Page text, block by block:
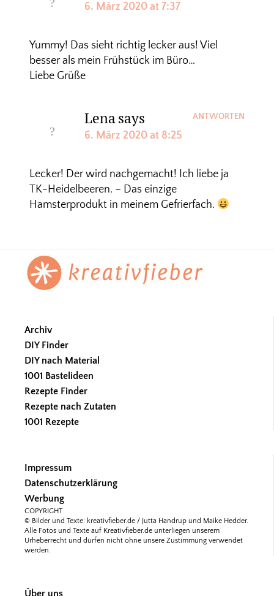
6. März 2020 at 7:37
Yummy! Das sieht richtig lecker aus! Viel
besser als mein Frühstück im Büro…
Liebe Grüße
Lenasays
6. März 2020 at 8:25
Lecker! Der wird nachgemacht! Ich liebe ja
TK-Heidelbeeren. – Das einzige
Hamsterprodukt in meinem Gefrierfach.
ANTWORTEN
Footer
Archiv
DIY Finder
DIY nach Material
1001 Bastelideen
Rezepte Finder
Rezepte nach Zutaten
1001 Rezepte
Impressum
Datenschutzerklärung
Werbung
COPYRIGHT
© Bilder und Texte: kreativfieber.de / Jutta Handrup und Maike Hedder.
Alle Fotos und Texte auf Kreativfieber.de unterliegen unserem
Urheberrecht und dürfen nicht ohne unsere Zustimmung verwendet
werden.
Über uns